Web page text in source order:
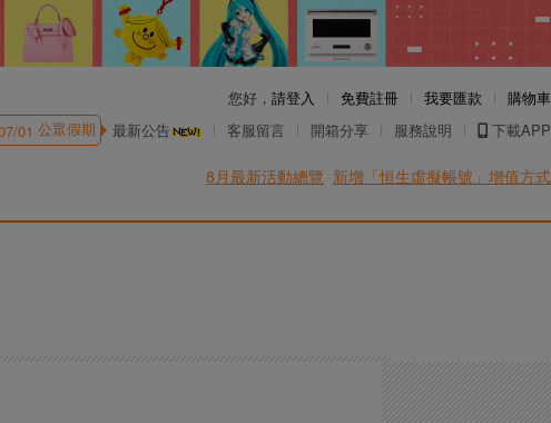
您好， 請登入 免費註冊 我要匯款
購物車
01 公眾假期 最新公告 客服留言 開箱分享 服務說明 下載APP
8月最新活動總覽 新增「恒生虛擬帳號」增值方式